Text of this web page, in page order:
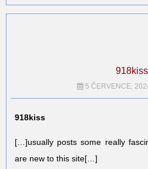
918kiss
5 ČERVENCE,
918kiss
[…]usually posts some really
are new to this site[…]